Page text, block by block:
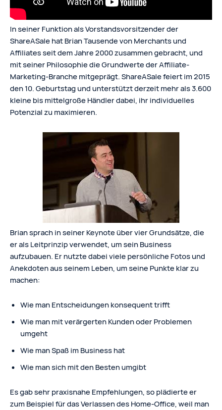
In seiner Funktion als Vorstandsvorsitzender der
ShareASale hat Brian Tausende von Merchants und
Affiliates seit dem Jahre 2000 zusammen gebracht, und
mit seiner Philosophie die Grundwerte der Affiliate-
Marketing-Branche mitgeprägt. ShareASale feiert im 2015
den 10. Geburtstag und unterstützt derzeit mehr als 3.600
kleine bis mittelgroße Händler dabei, ihr individuelles
Potenzial zu maximieren.
Brian sprach in seiner Keynote über vier Grundsätze, die
er als Leitprinzip verwendet, um sein Business
aufzubauen. Er nutzte dabei viele persönliche Fotos und
Anekdoten aus seinem Leben, um seine Punkte klar zu
machen:
Wie man Entscheidungen konsequent trifft
Wie man mit verärgerten Kunden oder Problemen
umgeht
Wie man Spaß im Business hat
Wie man sich mit den Besten umgibt
Es gab sehr praxisnahe Empfehlungen, so plädierte er
zum Beispiel für das Verlassen des Home-Office, weil man